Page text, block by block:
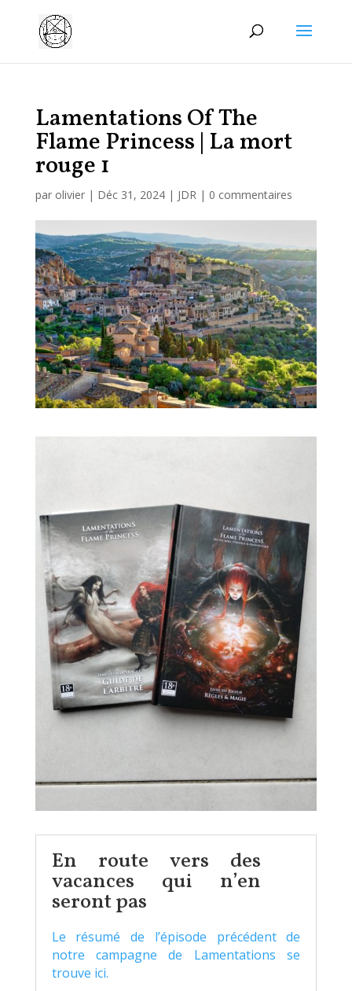
Lamentations Of The
Flame Princess | La mort
rouge 1
par olivier| Déc 31, 2024| JDR| 0 commentaires
En route vers des
vacances qui n’en
seront pas
Le résumé de l’épisode précédent de
notre campagne de Lamentations se
trouve ici.